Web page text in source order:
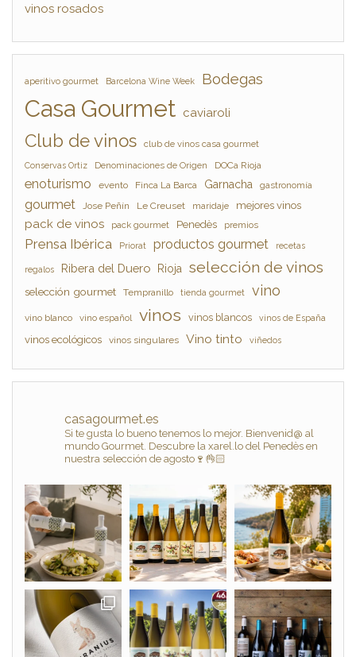
vinos rosados
aperitivo gourmet Barcelona Wine Week Bodegas
Casa Gourmet caviaroli
Club de vinos club de vinos casa gourmet
Conservas Ortiz Denominaciones de Origen DOCa Rioja
enoturismo evento Finca La Barca Garnacha gastronomía
gourmet Jose Peñín Le Creuset maridaje mejores vinos
pack de vinos pack gourmet Penedès premios
Prensa Ibérica Priorat productos gourmet recetas
regalos Ribera del Duero Rioja selección de vinos
selección gourmet Tempranillo tienda gourmet vino
vino blanco vino español vinos vinos blancos vinos de España
vinos ecológicos vinos singulares Vino tinto viñedos
casagourmet.es
Si te gusta lo bueno tenemos lo mejor. Bienvenid@ al
mundo Gourmet. Descubre la xarel.lo del Penedès en
nuestra selección de agosto🍷👌🏻